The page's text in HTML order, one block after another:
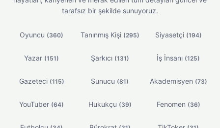
tarafsız bir şekilde sunuyoruz.
Oyuncu (360) Tanınmış Kişi (295) Siyasetçi (194)
Yazar (151) Şarkıcı (131) İş İnsanı (125)
Gazeteci (115) Sunucu (81) Akademisyen (73)
YouTuber (64) Hukukçu (39) Fenomen (36)